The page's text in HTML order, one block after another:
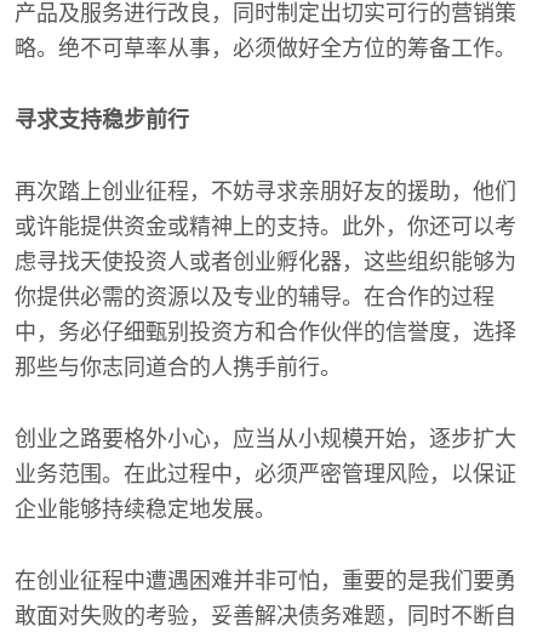
产品及服务进行改良，同时制定出切实可行的营销策
略。绝不可草率从事，必须做好全方位的筹备工作。
寻求支持稳步前行
再次踏上创业征程，不妨寻求亲朋好友的援助，他们
或许能提供资金或精神上的支持。此外，你还可以考
虑寻找天使投资人或者创业孵化器，这些组织能够为
你提供必需的资源以及专业的辅导。在合作的过程
中，务必仔细甄别投资方和合作伙伴的信誉度，选择
那些与你志同道合的人携手前行。
创业之路要格外小心，应当从小规模开始，逐步扩大
业务范围。在此过程中，必须严密管理风险，以保证
企业能够持续稳定地发展。
在创业征程中遭遇困难并非可怕，重要的是我们要勇
敢面对失败的考验，妥善解决债务难题，同时不断自